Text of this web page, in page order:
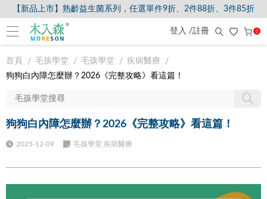
【新品上市】熟齡益生菌系列，任選單件9折、2件88折、3件85折
登入 /註冊 0
首頁 毛孩學堂 毛孩學堂
疾病醫療
狗狗白內障怎麼辦？2026《完整攻略》看這篇！
狗狗白內障怎麼辦？2026《完整攻略》看這篇！
2025-12-09 毛孩學堂,疾病醫療